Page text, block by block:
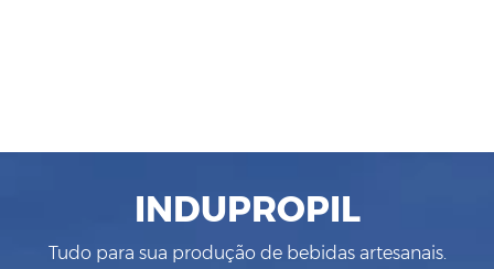
INDUPROPIL
Tudo para sua produção de bebidas artesanais.